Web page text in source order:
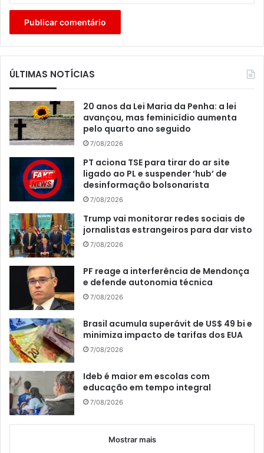
ÚLTIMAS NOTÍCIAS
20 anos da Lei Maria da Penha: a lei
avançou, mas feminicídio aumenta
pelo quarto ano seguido
7/08/2026
PT aciona TSE para tirar do ar site
ligado ao PL e suspender ‘hub’ de
desinformação bolsonarista
7/08/2026
Trump vai monitorar redes sociais de
jornalistas estrangeiros para dar visto
7/08/2026
PF reage a interferência de Mendonça
e defende autonomia técnica
7/08/2026
Brasil acumula superávit de US$ 49 bi e
minimiza impacto de tarifas dos EUA
7/08/2026
Ideb é maior em escolas com
educação em tempo integral
7/08/2026
Mostrar mais